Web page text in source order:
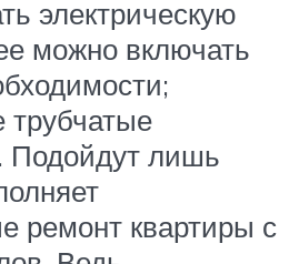
электрическую
можно включать
трубчатые
Подойдут лишь
ремонт квартиры с